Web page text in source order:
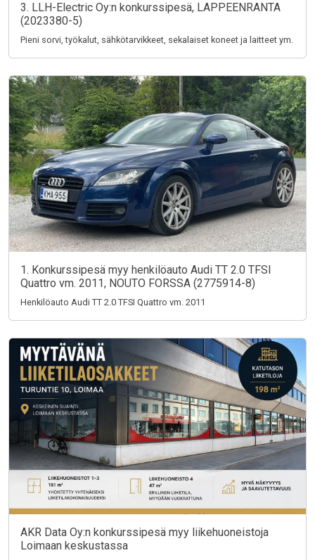
3. LLH-Electric Oy:n konkurssipesä, LAPPEENRANTA
(2023380-5)
Pieni sorvi, työkalut, sähkötarvikkeet, sekalaiset koneet ja laitteet ym.
1. Konkurssipesä myy henkilöauto Audi TT 2.0 TFSI
Quattro vm. 2011, NOUTO FORSSA (2775914-8)
Henkilöauto Audi TT 2.0 TFSI Quattro vm. 2011
AKR Data Oy:n konkurssipesä myy liikehuoneistoja
Loimaan keskustassa